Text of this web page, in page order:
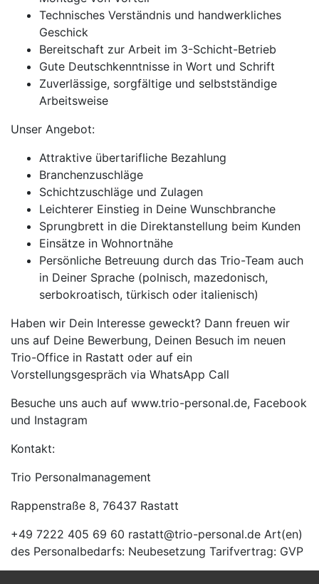
Technisches Verständnis und handwerkliches
Geschick
Bereitschaft zur Arbeit im 3-Schicht-Betrieb
Gute Deutschkenntnisse in Wort und Schrift
Zuverlässige, sorgfältige und selbstständige
Arbeitsweise
Unser Angebot:
Attraktive übertarifliche Bezahlung
Branchenzuschläge
Schichtzuschläge und Zulagen
Leichterer Einstieg in Deine Wunschbranche
Sprungbrett in die Direktanstellung beim Kunden
Einsätze in Wohnortnähe
Persönliche Betreuung durch das Trio-Team auch
in Deiner Sprache (polnisch, mazedonisch,
serbokroatisch, türkisch oder italienisch)
Haben wir Dein Interesse geweckt? Dann freuen wir
uns auf Deine Bewerbung, Deinen Besuch im neuen
Trio-Office in Rastatt oder auf ein
Vorstellungsgespräch via WhatsApp Call
Besuche uns auch auf www.trio-personal.de, Facebook
und Instagram
Kontakt:
Trio Personalmanagement
Rappenstraße 8, 76437 Rastatt
+49 7222 405 69 60 rastatt@trio-personal.de Art(en)
des Personalbedarfs: Neubesetzung Tarifvertrag: GVP